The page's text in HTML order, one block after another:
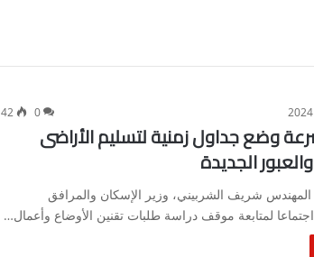
0
42
وضع جداول زمنية لتسليم الأراضى
الجديدة
شريف الشربيني، وزير الإسكان والمرافق
اجتماعا لمتابعة موقف دراسة طلبات تقنين الأوضاع وأعمال…